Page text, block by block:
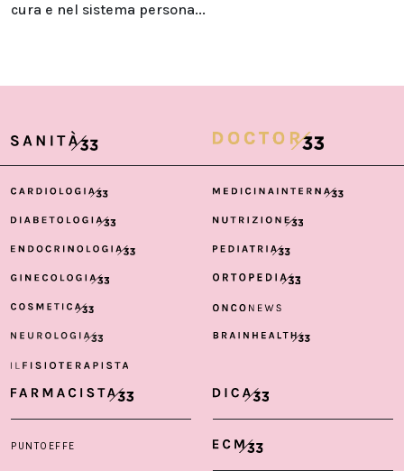
cura e nel sistema persona...